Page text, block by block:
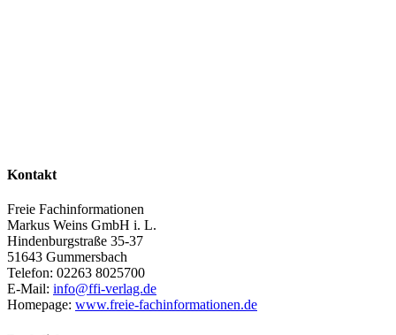
Kontakt
Freie Fachinformationen
Markus Weins GmbH i. L.
Hindenburgstraße 35-37
51643 Gummersbach
Telefon: 02263 8025700
E-Mail: info@ffi-verlag.de
Homepage: www.freie-fachinformationen.de